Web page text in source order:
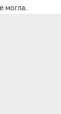
могла.